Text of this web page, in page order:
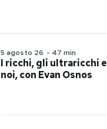
5 agosto 26 - 47 min
I ricchi, gli ultraricchi e
noi, con Evan Osnos